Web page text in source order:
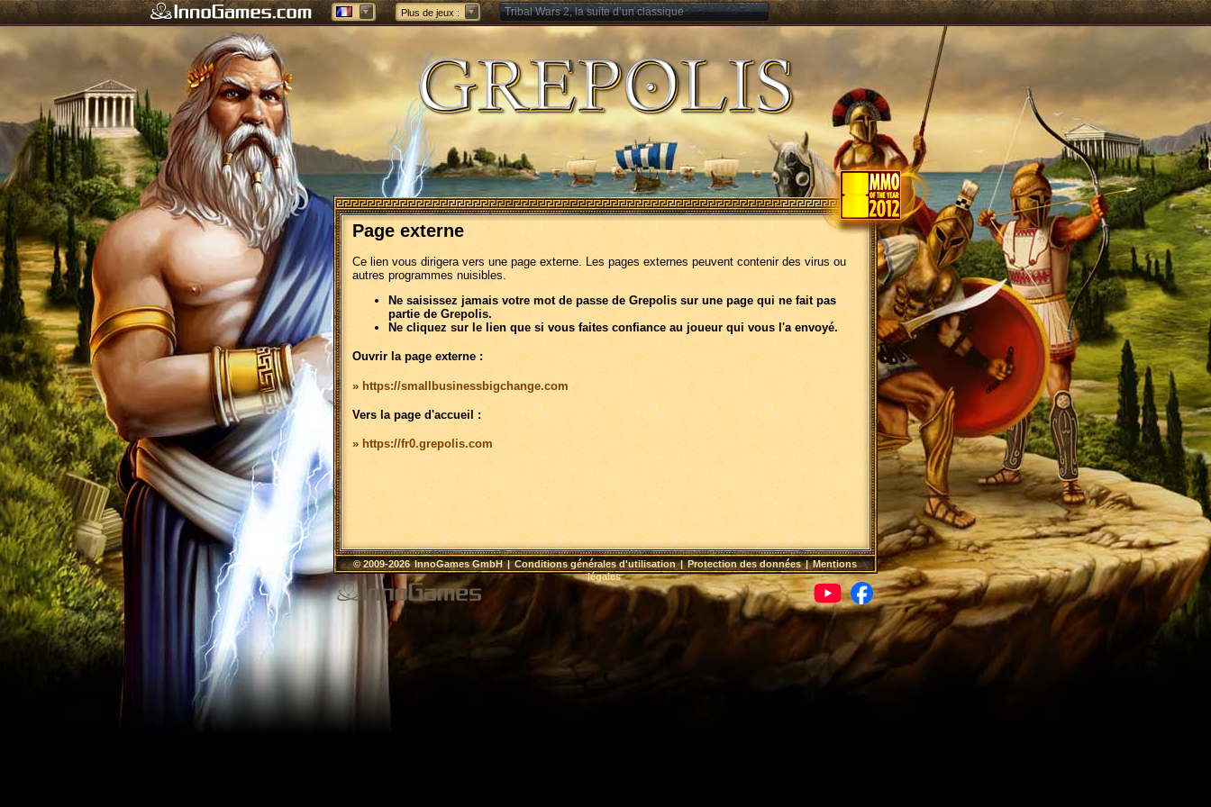
Plus de jeux : Tribal Wars 2, la suite d’un classique
Forge of Empires – Stratégie à travers les âges
Page externe
Ce lien vous dirigera vers une page externe. Les pages externes peuvent contenir des virus ou
autres programmes nuisibles.
Ne saisissez jamais votre mot de passe de Grepolis sur une page qui ne fait pas
partie de Grepolis.
Ne cliquez sur le lien que si vous faites confiance au joueur qui vous l'a envoyé.
Ouvrir la page externe :
» https://smallbusinessbigchange.com
Vers la page d'accueil :
» https://fr0.grepolis.com
© 2009-2026InnoGames GmbH|Conditions générales d'utilisation|Protection des données|Mentions
légales